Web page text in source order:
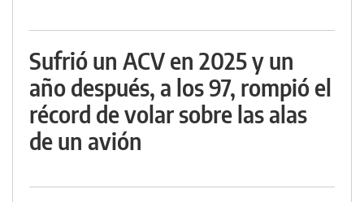
Sufrió un ACV en 2025 y un
año después, a los 97, rompió el
récord de volar sobre las alas
de un avión